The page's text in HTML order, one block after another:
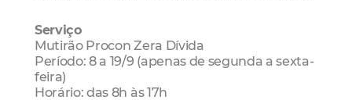
Serviço
Mutirão Procon Zera Dívida
Período: 8 a 19/9 (apenas de segunda a sexta-
feira)
Horário: das 8h às 17h